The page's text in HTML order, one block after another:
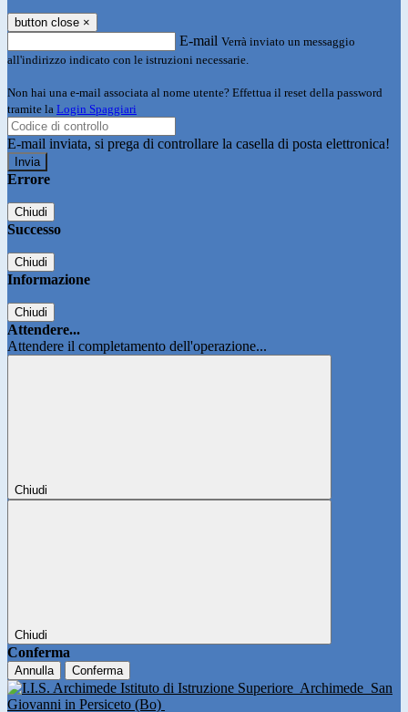
button close ×
E-mail Verrà inviato un messaggio
all'indirizzo indicato con le istruzioni necessarie.
Non hai una e-mail associata al nome utente? Effettua il reset della password
tramite la Login Spaggiari
E-mail inviata, si prega di controllare la casella di posta elettronica!
Errore
Chiudi
Successo
Chiudi
Informazione
Chiudi
Attendere...
Attendere il completamento dell'operazione...
Chiudi
Chiudi
Conferma
Annulla Conferma
Istituto di Istruzione Superiore Archimede San
Giovanni in Persiceto (Bo)